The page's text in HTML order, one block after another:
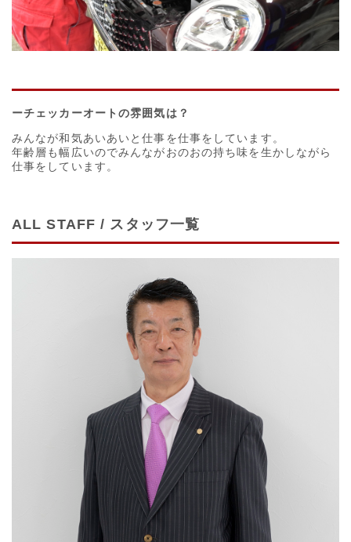
ーチェッカーオートの雰囲気は？
みんなが和気あいあいと仕事を仕事をしています。
年齢層も幅広いのでみんながおのおの持ち味を生かしながら
仕事をしています。
ALL STAFF / スタッフ一覧